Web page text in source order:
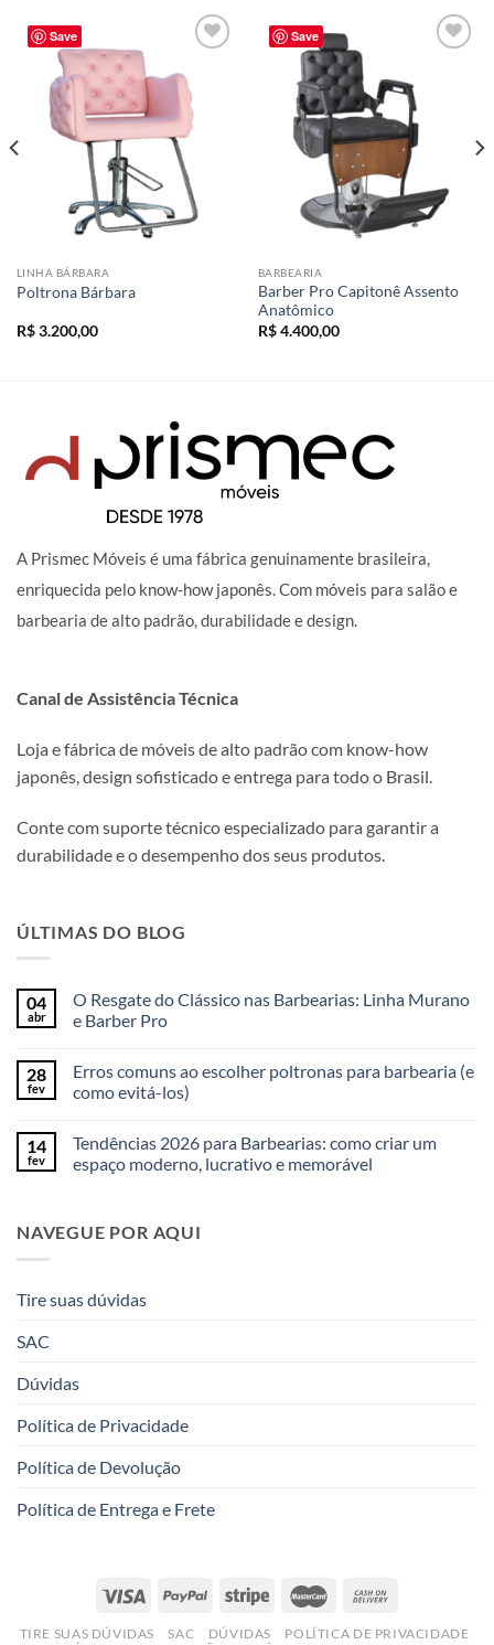
Save
Add to
wishlist
LINHA BÁRBARA
Poltrona Bárbara
R$3.200,00
Save
BARBEARIA
Barber Pro Capitonê Assento
Anatômico
R$4.400,00
A Prismec Móveis é uma fábrica genuinamente brasileira,
enriquecida pelo know-how japonês. Com móveis para salão e
barbearia de alto padrão, durabilidade e design.
Canal de Assistência Técnica
Loja e fábrica de móveis de alto padrão com know-how
japonês, design sofisticado e entrega para todo o Brasil.
Conte com suporte técnico especializado para garantir a
durabilidade e o desempenho dos seus produtos.
ÚLTIMAS DO BLOG
04
abr
O Resgate do Clássico nas Barbearias: Linha Murano
e Barber Pro
28
fev
Erros comuns ao escolher poltronas para barbearia (e
como evitá-los)
14
fev
Tendências 2026 para Barbearias: como criar um
espaço moderno, lucrativo e memorável
NAVEGUE POR AQUI
Tire suas dúvidas
SAC
Dúvidas
Política de Privacidade
Política de Devolução
Política de Entrega e Frete
TIRE SUAS DÚVIDAS SAC DÚVIDAS
POLÍTICA DE PRIVACIDADE